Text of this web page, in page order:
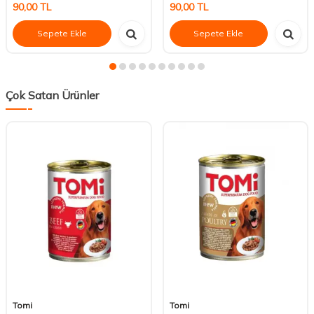
90,00TL
Sepete Ekle
90,00TL
Sepete Ekle
Çok Satan Ürünler
Tomi
Tomi